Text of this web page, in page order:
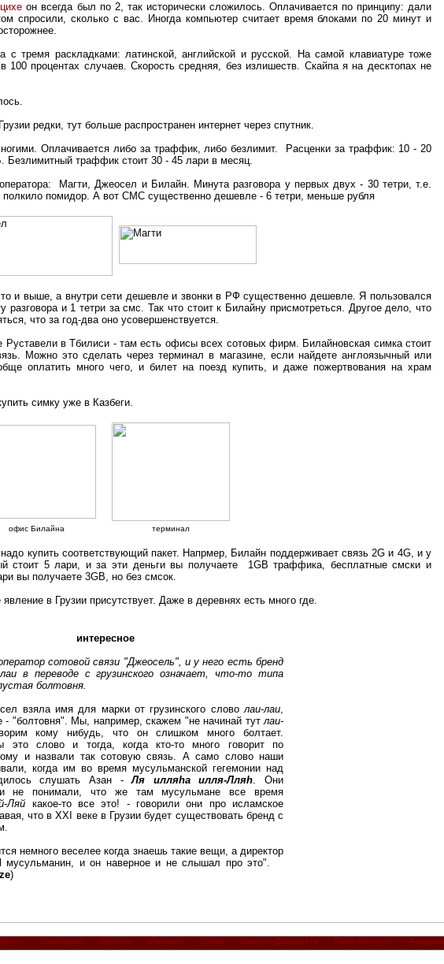
он всегда был по 2, так исторически сложилось. Оплачивается по принципу: дали
спросили, сколько с вас. Иногда компьютер считает время блоками по 20 минут и
с тремя раскладками: латинской, английской и русской. На самой клавиатуре тоже
процентах случаев. Скорость средняя, без излишеств. Скайпа я на десктопах не
редки, тут больше распространен интернет через спутник.
Оплачивается либо за траффик, либо безлимит. Расценки за траффик: 10 - 20
траффик стоит 30 - 45 лари в месяц.
Магти, Джеосел и Билайн. Минута разговора у первых двух - 30 тетри, т.е.
полкило помидор. А вот СМС существенно дешевле - 6 тетри, меньше рубля
и выше, а внутри сети дешевле и звонки в РФ существенно дешевле. Я пользовался
и 1 тетри за смс. Так что стоит к Билайну присмотреться. Другое дело, что
что за год-два оно усовершенствуется.
Руставели в Тбилиси - там есть офисы всех сотовых фирм. Билайновская симка стоит
Можно это сделать через терминал в магазине, если найдете англоязычный или
оплатить много чего, и билет на поезд купить, и даже пожертвования на храм
симку уже в Казбеги.
офис Билайна терминал
купить соответствующий пакет. Напрмер, Билайн поддерживает связь 2G и 4G, и у
стоит 5 лари, и за эти деньги вы получаете 1GB траффика, бесплатные смски и
вы получаете 3GB, но без смсок.
в Грузии присутствует. Даже в деревнях есть много где.
интересное
сотовой связи "Джеосель", и у него есть бренд
в переводе с грузинского означает, что-то типа
болтовня.
взялa имя для марки от грузинского словолаи-лаи,
- "болтовня". Мы, например, скажем "не начинай тутлаи-
кому нибудь, что он слишком много болтает.
это слово и тогда, когда кто-то много говорит по
и назвали так сотовую связь. А само слово наши
когда им во время мусульманской гегемонии над
слушать Азан -
Ля илляhа илля-Лляh. Они
не понимали, что же там мусульмане все время
Ляй какое-то все это! - говорили они про исламское
что в XXI веке в Грузии будет существовать бренд с
немного веселее когда знаешь такие вещи, а директор
мусульманин, и он наверное и не слышал про это".
)
Самегрело Кахетия Имерети Гурия Самцхе-Джавахети Рача-Лечхуми Аджария